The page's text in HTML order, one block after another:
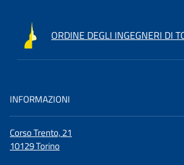
ORDINE DEGLI INGEGNERI DI
INFORMAZIONI
Corso Trento, 21
10129 Torino